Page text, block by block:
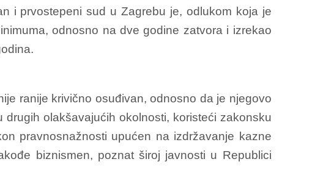
i prvostepeni sud u Zagrebu je, odlukom koja je
odnosno na dve godine zatvora i izrekao
ranije krivično osuđivan, odnosno da je njegovo
olakšavajućih okolnosti, koristeći zakonsku
pravnosnažnosti upućen na izdržavanje kazne
biznismen, poznat široj javnosti u Republici